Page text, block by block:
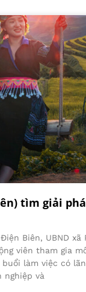
tìm giải
Biên, UBND
viên tham gia
buổi làm việc có
nghiệp và